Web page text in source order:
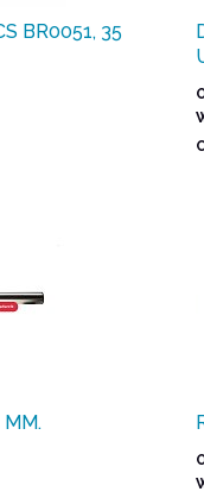
BR0051, 35
MM.